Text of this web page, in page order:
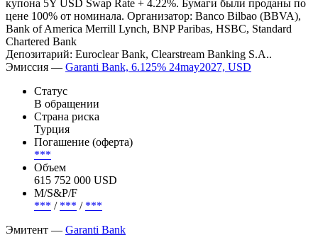
купона 5Y USD Swap Rate + 4.22%. Бумаги были проданы по
цене 100% от номинала. Организатор: Banco Bilbao (BBVA),
Bank of America Merrill Lynch, BNP Paribas, HSBC, Standard
Chartered Bank
Депозитарий: Euroclear Bank, Clearstream Banking S.A..
Эмиссия — Garanti Bank, 6.125% 24may2027, USD
Статус
В обращении
Страна риска
Турция
Погашение (оферта)
***
Объем
615 752 000 USD
М/S&P/F
*** / *** / ***
Эмитент — Garanti Bank